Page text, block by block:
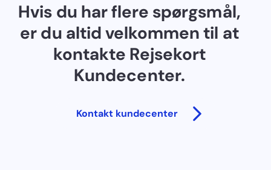
Hvis du har flere spørgsmål,
er du altid velkommen til at
kontakte Rejsekort
Kundecenter.
Kontakt kundecenter